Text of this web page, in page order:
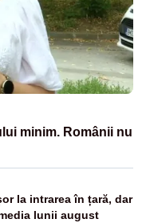
minim. Românii nu
la intrarea în țară, dar
lunii august